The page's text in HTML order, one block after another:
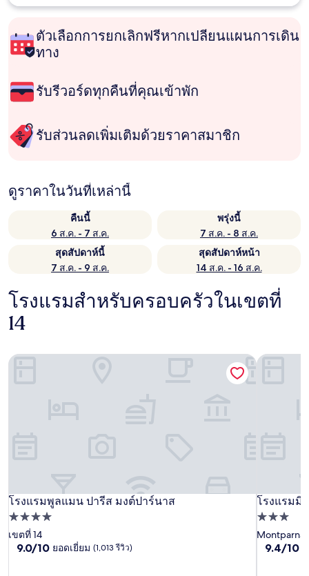
ตัวเลือกการยกเลิกฟรีหากเปลี่ยนแผนการเดิน
ทาง
รับรีวอร์ดทุกคืนที่คุณเข้าพัก
รับส่วนลดเพิ่มเติมด้วยราคาสมาชิก
ดูราคาในวันที่เหล่านี้
คืนนี้
6 ส.ค. - 7 ส.ค.
พรุ่งนี้
7 ส.ค. - 8 ส.ค.
สุดสัปดาห์นี้
7 ส.ค. - 9 ส.ค.
สุดสัปดาห์หน้า
14 ส.ค. - 16 ส.ค.
โรงแรมสำหรับครอบครัวในเขตที่
14
โรงแรมพูลแมน ปารีส มงต์ปาร์นาส
โรงแรมพูลแมน ปารีส มงต์ปาร์นาส
ที่พัก
4.0
ดาว
เขตที่ 14
9.0
9.0/10 ยอดเยี่ยม (1,013 รีวิว)
โรงแรมพูลแมน ปารีส มงต์ปาร์นาส
โรงแรมมิ
โรงแรมมิ
ที่พัก
3.0
ดาว
9.4
9.4/10
โรงแรมมิ